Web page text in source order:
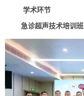
学术环节
急诊超声技术培训班